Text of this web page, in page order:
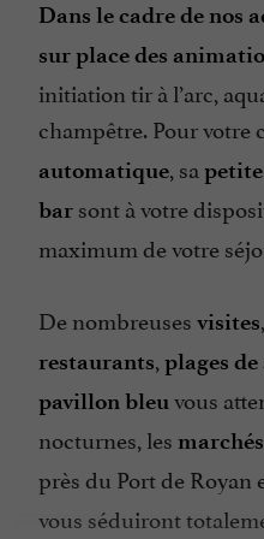
Dans le cadre de nos
sur place des
initiation tir à l’arc,
champêtre. Pour votre
automatique sa
bar sont à votre
maximum de votre
De nombreuses visites
restaurants plages
pavillon bleu vous
nocturnes, les
près du Port de Royan
vous séduiront